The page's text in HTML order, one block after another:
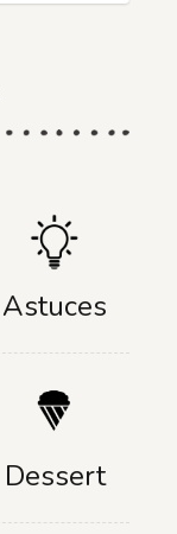
Astuces
Dessert